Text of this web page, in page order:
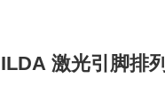
ILDA 激光引脚排列